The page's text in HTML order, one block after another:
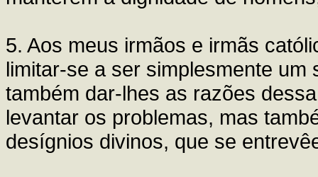
5. Aos meus irmãos e irmãs
limitar-se a ser simplesmente
também dar-lhes as razões
levantar os problemas, mas
desígnios divinos, que se